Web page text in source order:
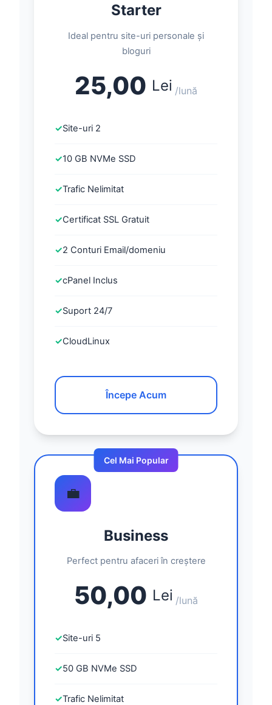
Starter
Ideal pentru site-uri personale și
bloguri
25,00 Lei /lună
✓Site-uri 2
✓10 GB NVMe SSD
✓Trafic Nelimitat
✓Certificat SSL Gratuit
✓2 Conturi Email/domeniu
✓cPanel Inclus
✓Suport 24/7
✓CloudLinux
Începe Acum
Cel Mai Popular
💼
Business
Perfect pentru afaceri în creștere
50,00 Lei /lună
✓Site-uri 5
✓50 GB NVMe SSD
✓Trafic Nelimitat